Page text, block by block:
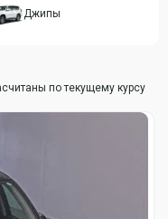
Джипы
по текущему курсу